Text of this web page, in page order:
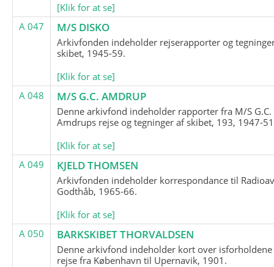
[Klik for at se]
A 047
M/S DISKO
Arkivfonden indeholder rejserapporter og
skibet, 1945-59.
[Klik for at se]
A 048
M/S G.C. AMDRUP
Denne arkivfond indeholder rapporter fra M/S G.C.
Amdrups rejse og tegninger af skibet, 193, 1947-
[Klik for at se]
A 049
KJELD THOMSEN
Arkivfonden indeholder korrespondance til
Godthåb, 1965-66.
[Klik for at se]
A 050
BARKSKIBET THORVALDSEN
Denne arkivfond indeholder kort over
rejse fra København til Upernavik, 1901.